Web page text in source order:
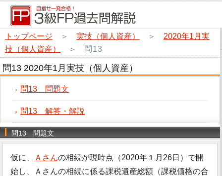
トップページ ＞ 実技（個人資産） ＞ 2020年1月実
技（個人資産）
＞ 問13
問13 2020年1月実技（個人資産）
問13 問題文
問13 解答・解説
問13 問題文
仮に、 Ａさんの相続が現時点（2020年１月26日）で開
始し、Ａさんの相続に係る課税遺産総額（課税価格の合